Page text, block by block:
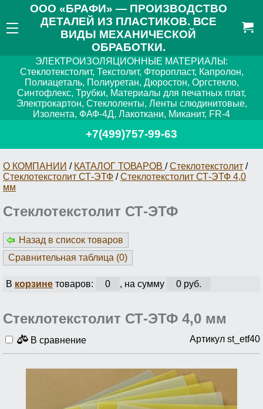
ООО «БРАФИ» — ПРОИЗВОДСТВО
ДЕТАЛЕЙ ИЗ ПЛАСТИКОВ. ВСЕ
ВИДЫ МЕХАНИЧЕСКОЙ
ОБРАБОТКИ.
ЭЛЕКТРОИЗОЛЯЦИОННЫЕ МАТЕРИАЛЫ:
Стеклотекстолит, Текстолит, Фторопласт, Капролон,
Полиацеталь, Полиуретан, Дюростон, Оргстекло,
Синтофлекс, Трубки, Материалы для печатных плат,
Электрокартон, Стеклоленты, Ленты слюдинитовые,
Изолента, ФАФ-4Д, Лакоткани, Миканит, FR-4
+7(499)757-99-63
О КОМПАНИИ / КАТАЛОГ ТОВАРОВ /Стеклотекстолит /
Стеклотекстолит СТ-ЭТФ /Стеклотекстолит СТ-ЭТФ 4,0
мм
Стеклотекстолит СТ-ЭТФ
Назад в список товаров
Сравнительная таблица (0)
В корзинетоваров: 0 , на сумму 0 руб.
Стеклотекстолит СТ-ЭТФ 4,0 мм
В сравнение Артикул st_etf40